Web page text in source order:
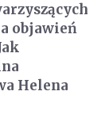
objawień
Helena